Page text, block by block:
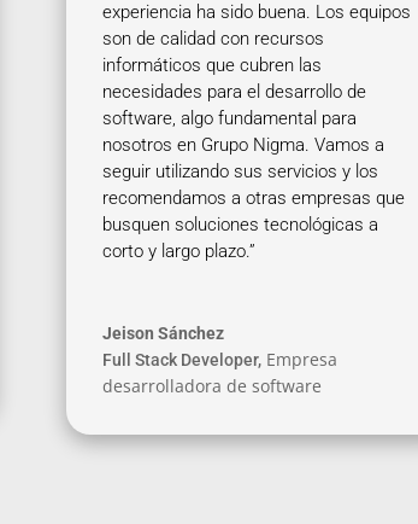
experiencia ha sido buena. Los equipos
son de calidad con recursos
informáticos que cubren las
necesidades para el desarrollo de
software, algo fundamental para
nosotros en Grupo Nigma. Vamos a
seguir utilizando sus servicios y los
recomendamos a otras empresas que
busquen soluciones tecnológicas a
corto y largo plazo.”
Jeison Sánchez
Full Stack Developer, Empresa
desarrolladora de software